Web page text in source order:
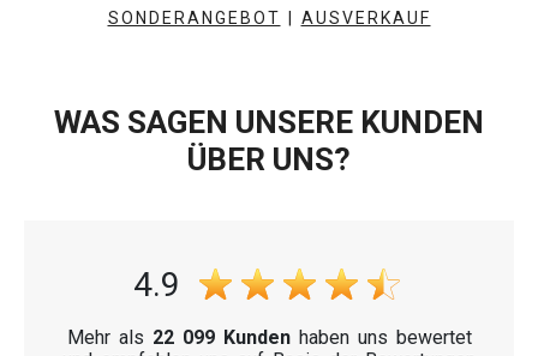
SONDERANGEBOT | AUSVERKAUF
WAS SAGEN UNSERE KUNDEN
ÜBER UNS?
4.9
Mehr als 22 099 Kundenhaben uns bewertet